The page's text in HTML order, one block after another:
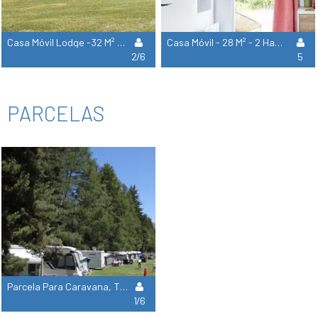
Casa Móvil Lodge -32 M² -3 Dormitorios
2/6
Casa Móvil - 28 M² - 2 Habitaciones
5
PARCELAS
Parcela Para Caravana, Tienda, Furgoneta O Autocaravana - 1 Coche
1/6